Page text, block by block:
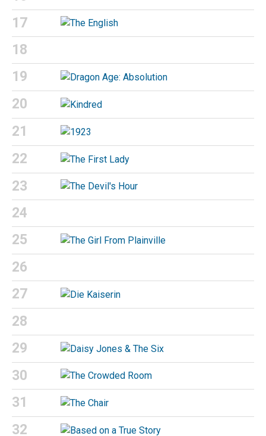
17
18
19
20
21
22
23
24
25
26
27
28
29
30
31
32